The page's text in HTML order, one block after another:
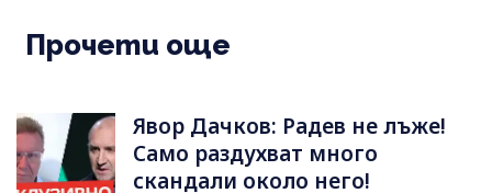
Прочети още
Явор Дачков: Радев не лъже!
Само раздухват много
скандали около него!